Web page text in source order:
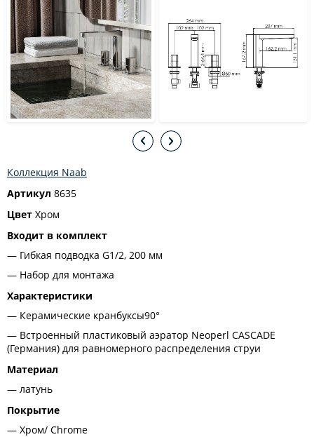
Коллекция Naab
Артикул 8635
Цвет Хром
Входит в комплект
Гибкая подводка G1/2, 200 мм
Набор для монтажа
Характеристики
Керамические кранбуксы90°
Встроенный пластиковый аэратор Neoperl CASCADE
(Германия) для равномерного распределения струи
Материал
латунь
Покрытие
Хром/ Chrome